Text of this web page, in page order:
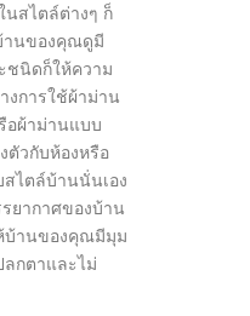
นสไตล์ต่างๆ ก็
านของคุณดูมี
ชนิดก็ให้ความ
งการใช้ผ้าม่าน
อผ้าม่านแบบ
ตัวกับห้องหรือ
ไตล์บ้านนั่นเอง
ยากาศของบ้าน
บ้านของคุณมีมุม
ลกตาและไม่